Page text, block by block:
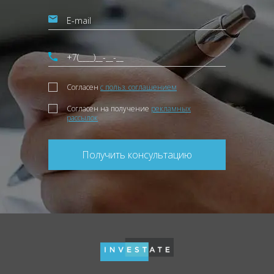
Согласен с польз. соглашением
Согласен на получение рекламных
рассылок
Получить консультацию